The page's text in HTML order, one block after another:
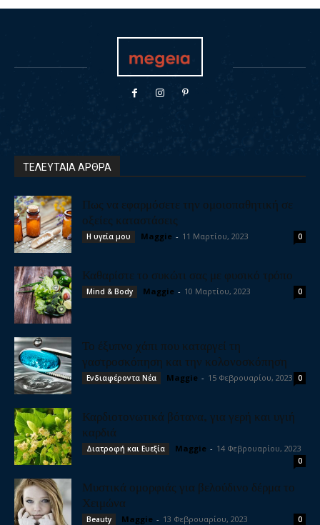
ΤΕΛΕΥΤΑΙΑ ΑΡΘΡΑ
Πως να εφαρμόσετε την ομοιοπαθητική σε
οξείες καταστάσεις
Η υγεία μου Maggie - 11 Μαρτίου, 2023 0
Καθαρίστε το συκώτι σας με φυσικό τρόπο
Mind & Body Maggie - 10 Μαρτίου, 2023 0
Το έξυπνο χάπι που καταργεί τη
γαστροσκόπηση και την κολονοσκόπηση
Ενδιαφέροντα Νέα Maggie - 15 Φεβρουαρίου, 2023 0
Καρδιοτονωτικά βότανα, για γερή και υγιή
καρδιά
Διατροφή και Ευεξία Maggie - 14 Φεβρουαρίου, 2023
0
Μυστικά ομορφιάς για βελούδινο δέρμα το
Χειμώνα
Beauty Maggie - 13 Φεβρουαρίου, 2023 0